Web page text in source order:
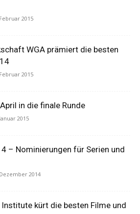
2015
WGA prämiert die besten
2015
in die finale Runde
2015
– Nominierungen für Serien und
2014
kürt die besten Filme und